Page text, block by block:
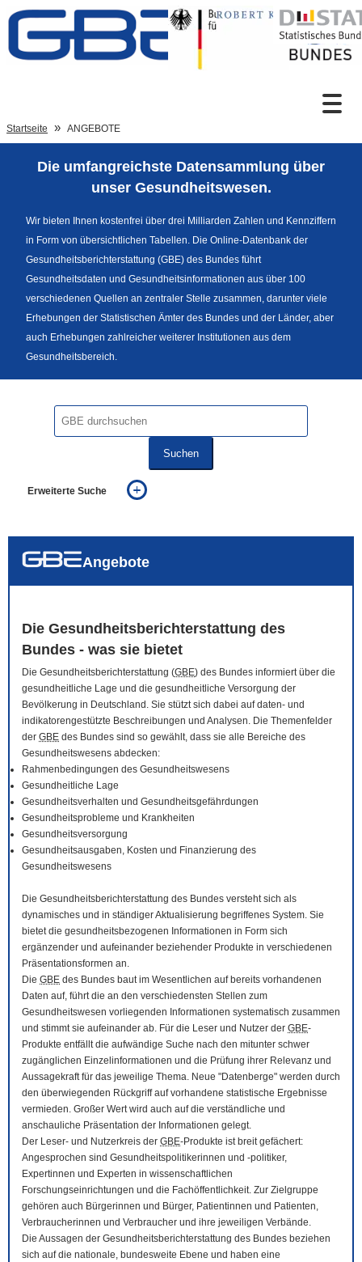
Zum Inhalt
Sprachumschaltung
Fußzeile
Startseite ANGEBOTE
Die umfangreichste Datensammlung über
unser Gesundheitswesen.
Wir bieten Ihnen kostenfrei über drei Milliarden Zahlen und Kennziffern
in Form von übersichtlichen Tabellen. Die Online-Datenbank der
Gesundheitsberichterstattung (GBE) des Bundes führt
Gesundheitsdaten und Gesundheitsinformationen aus über 100
verschiedenen Quellen an zentraler Stelle zusammen, darunter viele
Erhebungen der Statistischen Ämter des Bundes und der Länder, aber
auch Erhebungen zahlreicher weiterer Institutionen aus dem
Gesundheitsbereich.
Suchen
Erweiterte Suche
auch in allen Texten suchen (Volltextsuche)
Angebote
Die Gesundheitsberichterstattung des
Bundes - was sie bietet
Die Gesundheitsberichterstattung (GBE) des Bundes informiert über die
gesundheitliche Lage und die gesundheitliche Versorgung der
Bevölkerung in Deutschland. Sie stützt sich dabei auf daten- und
indikatorengestützte Beschreibungen und Analysen. Die Themenfelder
der GBE des Bundes sind so gewählt, dass sie alle Bereiche des
Gesundheitswesens abdecken:
Rahmenbedingungen des Gesundheitswesens
Gesundheitliche Lage
Gesundheitsverhalten und Gesundheitsgefährdungen
Gesundheitsprobleme und Krankheiten
Gesundheitsversorgung
Gesundheitsausgaben, Kosten und Finanzierung des
Gesundheitswesens
Die Gesundheitsberichterstattung des Bundes versteht sich als
dynamisches und in ständiger Aktualisierung begriffenes System. Sie
bietet die gesundheitsbezogenen Informationen in Form sich
ergänzender und aufeinander beziehender Produkte in verschiedenen
Präsentationsformen an.
Die GBE des Bundes baut im Wesentlichen auf bereits vorhandenen
Daten auf, führt die an den verschiedensten Stellen zum
Gesundheitswesen vorliegenden Informationen systematisch zusammen
und stimmt sie aufeinander ab. Für die Leser und Nutzer der GBE-
Produkte entfällt die aufwändige Suche nach den mitunter schwer
zugänglichen Einzelinformationen und die Prüfung ihrer Relevanz und
Aussagekraft für das jeweilige Thema. Neue "Datenberge" werden durch
den überwiegenden Rückgriff auf vorhandene statistische Ergebnisse
vermieden. Großer Wert wird auch auf die verständliche und
anschauliche Präsentation der Informationen gelegt.
Der Leser- und Nutzerkreis der GBE-Produkte ist breit gefächert:
Angesprochen sind Gesundheitspolitikerinnen und -politiker,
Expertinnen und Experten in wissenschaftlichen
Forschungseinrichtungen und die Fachöffentlichkeit. Zur Zielgruppe
gehören auch Bürgerinnen und Bürger, Patientinnen und Patienten,
Verbraucherinnen und Verbraucher und ihre jeweiligen Verbände.
Die Aussagen der Gesundheitsberichterstattung des Bundes beziehen
sich auf die nationale, bundesweite Ebene und haben eine